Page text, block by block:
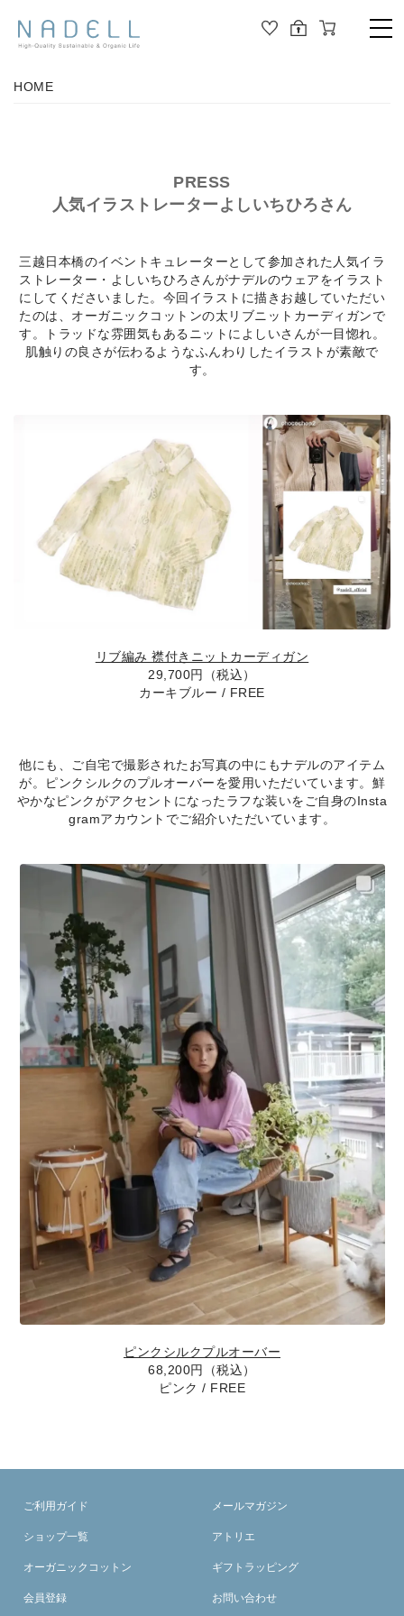
TOP
OUTER
KNIT
SHIRT / BLOUSE
DRESS
GOODS
FORMAL
JOURNAL
ABOUT
ABOUT US
HOME
PRESS
人気イラストレーターよしいちひろさん
三越日本橋のイベントキュレーターとして参加された人気イラ
ストレーター・よしいちひろさんがナデルのウェアをイラスト
にしてくださいました。今回イラストに描きお越していただい
たのは、オーガニックコットンの太リブニットカーディガンで
す。トラッドな雰囲気もあるニットによしいさんが一目惚れ。
肌触りの良さが伝わるようなふんわりしたイラストが素敵で
す。
リブ編み 襟付きニットカーディガン
29,700円（税込）
カーキブルー / FREE
他にも、ご自宅で撮影されたお写真の中にもナデルのアイテム
が。ピンクシルクのプルオーバーを愛用いただいています。鮮
やかなピンクがアクセントになったラフな装いをご自身のInsta
gramアカウントでご紹介いただいています。
ピンクシルクプルオーバー
68,200円（税込）
ピンク / FREE
ご利用ガイド
ショップ一覧
オーガニックコットン
会員登録
メールマガジン
アトリエ
ギフトラッピング
お問い合わせ